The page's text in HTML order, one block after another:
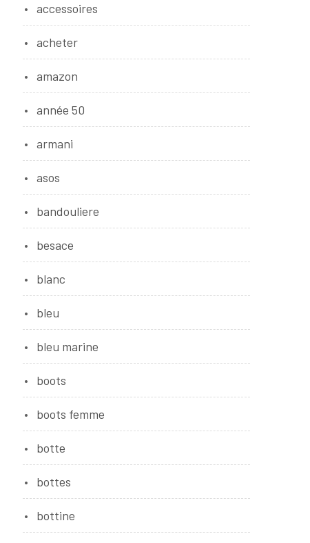
accessoires
acheter
amazon
année 50
armani
asos
bandouliere
besace
blanc
bleu
bleu marine
boots
boots femme
botte
bottes
bottine